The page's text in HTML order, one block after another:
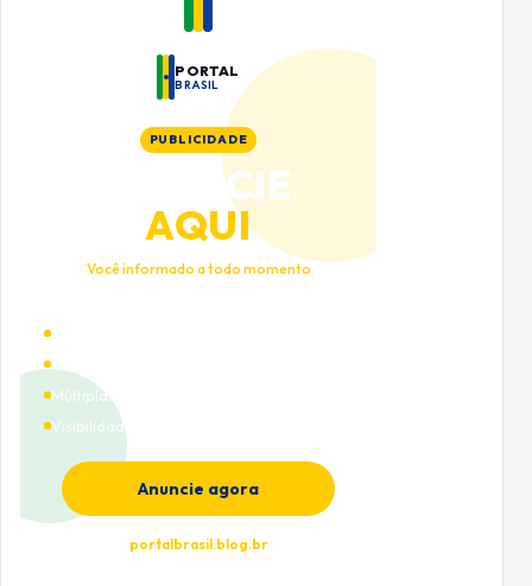
PORTAL
BRASIL
PUBLICIDADE
ANUNCIE
AQUI
Você informado a todo momento
Múltiplas categorias
Visibilidade premium
Anuncie agora
portalbrasil.blog.br